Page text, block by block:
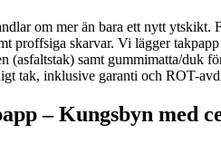
om mer än bara ett nytt
proffsiga skarvar. Vi lägger
(asfaltstak) samt gummimatta/duk
tak, inklusive garanti och ROT-
– Kungsbyn med